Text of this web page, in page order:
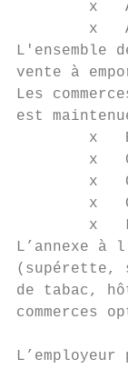
x
x
L'ensemble
vente à
Les
est
x
x
x
x
x
L’annexe
(supérette,
de tabac,
commerces